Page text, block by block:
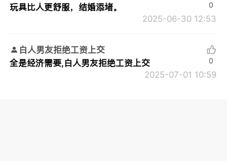
玩具比人更舒服，结婚添堵。
2025-06-30 12:53
0
白人男友拒绝工资上交
全是经济需要,白人男友拒绝工资上交
2025-07-01 10:59
0